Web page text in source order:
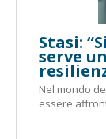
Stasi:
serve
Nel mondo
essere